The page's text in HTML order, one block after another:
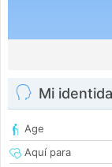
Mi
Age
Aquí para